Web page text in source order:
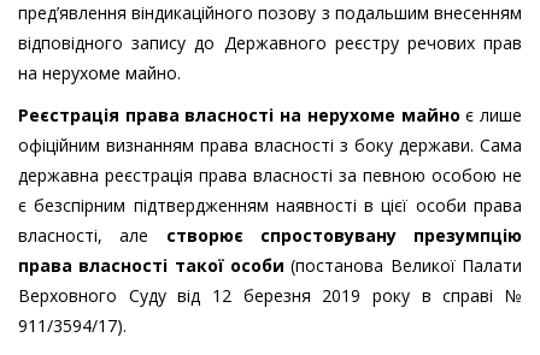
пред’явлення віндикаційного позову з подальшим внесенням
відповідного запису до Державного реєстру речових прав
на нерухоме майно.
Реєстрація права власності на нерухоме майно є лише
офіційним визнанням права власності з боку держави. Сама
державна реєстрація права власності за певною особою не
є безспірним підтвердженням наявності в цієї особи права
власності, але створює спростовувану презумпцію
права власності такої особи (постанова Великої Палати
Верховного Суду від 12 березня 2019 року в справі №
911/3594/17).